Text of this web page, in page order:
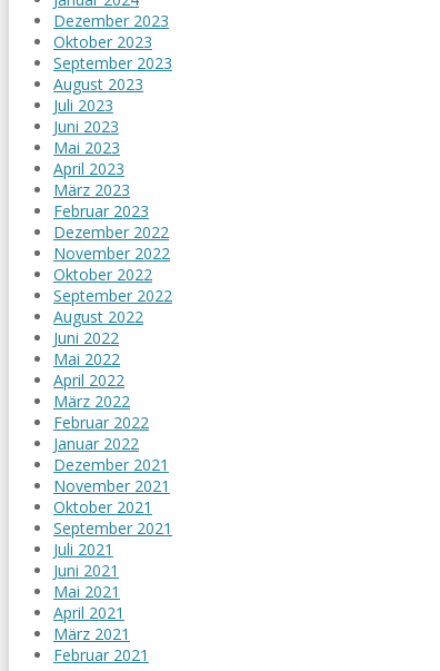
Dezember 2023
Oktober 2023
September 2023
August 2023
Juli 2023
Juni 2023
Mai 2023
April 2023
März 2023
Februar 2023
Dezember 2022
November 2022
Oktober 2022
September 2022
August 2022
Juni 2022
Mai 2022
April 2022
März 2022
Februar 2022
Januar 2022
Dezember 2021
November 2021
Oktober 2021
September 2021
Juli 2021
Juni 2021
Mai 2021
April 2021
März 2021
Februar 2021